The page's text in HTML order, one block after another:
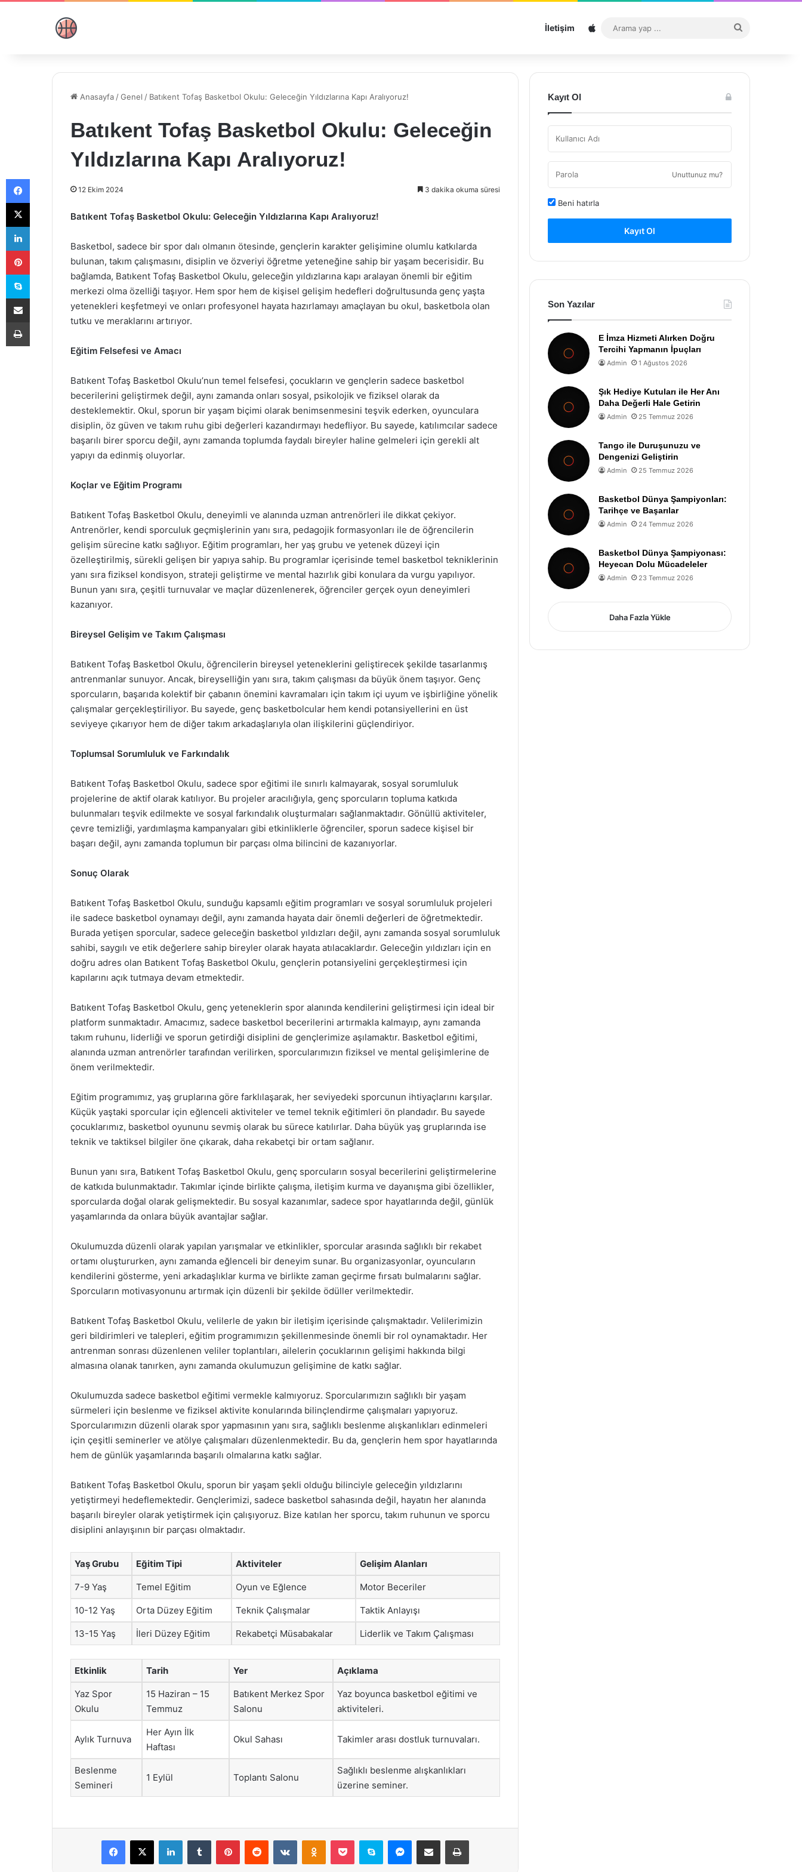
İletişim Sitemap
...
Anasayfa /Genel / Batıkent Tofaş Basketbol Okulu: Geleceğin Yıldızlarına Kapı Aralıyoruz!
Batıkent Tofaş Basketbol Okulu: Geleceğin
Yıldızlarına Kapı Aralıyoruz!
12 Ekim 2024 3 dakika okuma süresi
Batıkent Tofaş Basketbol Okulu: Geleceğin Yıldızlarına Kapı Aralıyoruz!
Basketbol, sadece bir spor dalı olmanın ötesinde, gençlerin karakter gelişimine olumlu katkılarda
bulunan, takım çalışmasını, disiplin ve özveriyi öğretme yeteneğine sahip bir yaşam becerisidir. Bu
bağlamda, Batıkent Tofaş Basketbol Okulu, geleceğin yıldızlarına kapı aralayan önemli bir eğitim
merkezi olma özelliği taşıyor. Hem spor hem de kişisel gelişim hedefleri doğrultusunda genç yaşta
yetenekleri keşfetmeyi ve onları profesyonel hayata hazırlamayı amaçlayan bu okul, basketbola olan
tutku ve meraklarını artırıyor.
Eğitim Felsefesi ve Amacı
Batıkent Tofaş Basketbol Okulu’nun temel felsefesi, çocukların ve gençlerin sadece basketbol
becerilerini geliştirmek değil, aynı zamanda onları sosyal, psikolojik ve fiziksel olarak da
desteklemektir. Okul, sporun bir yaşam biçimi olarak benimsenmesini teşvik ederken, oyunculara
disiplin, öz güven ve takım ruhu gibi değerleri kazandırmayı hedefliyor. Bu sayede, katılımcılar sadece
başarılı birer sporcu değil, aynı zamanda toplumda faydalı bireyler haline gelmeleri için gerekli alt
yapıyı da edinmiş oluyorlar.
Koçlar ve Eğitim Programı
Batıkent Tofaş Basketbol Okulu, deneyimli ve alanında uzman antrenörleri ile dikkat çekiyor.
Antrenörler, kendi sporculuk geçmişlerinin yanı sıra, pedagojik formasyonları ile de öğrencilerin
gelişim sürecine katkı sağlıyor. Eğitim programları, her yaş grubu ve yetenek düzeyi için
özelleştirilmiş, sürekli gelişen bir yapıya sahip. Bu programlar içerisinde temel basketbol tekniklerinin
yanı sıra fiziksel kondisyon, strateji geliştirme ve mental hazırlık gibi konulara da vurgu yapılıyor.
Bunun yanı sıra, çeşitli turnuvalar ve maçlar düzenlenerek, öğrenciler gerçek oyun deneyimleri
kazanıyor.
Bireysel Gelişim ve Takım Çalışması
Batıkent Tofaş Basketbol Okulu, öğrencilerin bireysel yeteneklerini geliştirecek şekilde tasarlanmış
antrenmanlar sunuyor. Ancak, bireyselliğin yanı sıra, takım çalışması da büyük önem taşıyor. Genç
sporcuların, başarıda kolektif bir çabanın önemini kavramaları için takım içi uyum ve işbirliğine yönelik
çalışmalar gerçekleştiriliyor. Bu sayede, genç basketbolcular hem kendi potansiyellerini en üst
seviyeye çıkarıyor hem de diğer takım arkadaşlarıyla olan ilişkilerini güçlendiriyor.
Toplumsal Sorumluluk ve Farkındalık
Batıkent Tofaş Basketbol Okulu, sadece spor eğitimi ile sınırlı kalmayarak, sosyal sorumluluk
projelerine de aktif olarak katılıyor. Bu projeler aracılığıyla, genç sporcuların topluma katkıda
bulunmaları teşvik edilmekte ve sosyal farkındalık oluşturmaları sağlanmaktadır. Gönüllü aktiviteler,
çevre temizliği, yardımlaşma kampanyaları gibi etkinliklerle öğrenciler, sporun sadece kişisel bir
başarı değil, aynı zamanda toplumun bir parçası olma bilincini de kazanıyorlar.
Sonuç Olarak
Batıkent Tofaş Basketbol Okulu, sunduğu kapsamlı eğitim programları ve sosyal sorumluluk projeleri
ile sadece basketbol oynamayı değil, aynı zamanda hayata dair önemli değerleri de öğretmektedir.
Burada yetişen sporcular, sadece geleceğin basketbol yıldızları değil, aynı zamanda sosyal sorumluluk
sahibi, saygılı ve etik değerlere sahip bireyler olarak hayata atılacaklardır. Geleceğin yıldızları için en
doğru adres olan Batıkent Tofaş Basketbol Okulu, gençlerin potansiyelini gerçekleştirmesi için
kapılarını açık tutmaya devam etmektedir.
Batıkent Tofaş Basketbol Okulu, genç yeteneklerin spor alanında kendilerini geliştirmesi için ideal bir
platform sunmaktadır. Amacımız, sadece basketbol becerilerini artırmakla kalmayıp, aynı zamanda
takım ruhunu, liderliği ve sporun getirdiği disiplini de gençlerimize aşılamaktır. Basketbol eğitimi,
alanında uzman antrenörler tarafından verilirken, sporcularımızın fiziksel ve mental gelişimlerine de
önem verilmektedir.
Eğitim programımız, yaş gruplarına göre farklılaşarak, her seviyedeki sporcunun ihtiyaçlarını karşılar.
Küçük yaştaki sporcular için eğlenceli aktiviteler ve temel teknik eğitimleri ön plandadır. Bu sayede
çocuklarımız, basketbol oyununu sevmiş olarak bu sürece katılırlar. Daha büyük yaş gruplarında ise
teknik ve taktiksel bilgiler öne çıkarak, daha rekabetçi bir ortam sağlanır.
Bunun yanı sıra, Batıkent Tofaş Basketbol Okulu, genç sporcuların sosyal becerilerini geliştirmelerine
de katkıda bulunmaktadır. Takımlar içinde birlikte çalışma, iletişim kurma ve dayanışma gibi özellikler,
sporcularda doğal olarak gelişmektedir. Bu sosyal kazanımlar, sadece spor hayatlarında değil, günlük
yaşamlarında da onlara büyük avantajlar sağlar.
Okulumuzda düzenli olarak yapılan yarışmalar ve etkinlikler, sporcular arasında sağlıklı bir rekabet
ortamı oluştururken, aynı zamanda eğlenceli bir deneyim sunar. Bu organizasyonlar, oyuncuların
kendilerini gösterme, yeni arkadaşlıklar kurma ve birlikte zaman geçirme fırsatı bulmalarını sağlar.
Sporcuların motivasyonunu artırmak için düzenli bir şekilde ödüller verilmektedir.
Batıkent Tofaş Basketbol Okulu, velilerle de yakın bir iletişim içerisinde çalışmaktadır. Velilerimizin
geri bildirimleri ve talepleri, eğitim programımızın şekillenmesinde önemli bir rol oynamaktadır. Her
antrenman sonrası düzenlenen veliler toplantıları, ailelerin çocuklarının gelişimi hakkında bilgi
almasına olanak tanırken, aynı zamanda okulumuzun gelişimine de katkı sağlar.
Okulumuzda sadece basketbol eğitimi vermekle kalmıyoruz. Sporcularımızın sağlıklı bir yaşam
sürmeleri için beslenme ve fiziksel aktivite konularında bilinçlendirme çalışmaları yapıyoruz.
Sporcularımızın düzenli olarak spor yapmasının yanı sıra, sağlıklı beslenme alışkanlıkları edinmeleri
için çeşitli seminerler ve atölye çalışmaları düzenlenmektedir. Bu da, gençlerin hem spor hayatlarında
hem de günlük yaşamlarında başarılı olmalarına katkı sağlar.
Batıkent Tofaş Basketbol Okulu, sporun bir yaşam şekli olduğu bilinciyle geleceğin yıldızlarını
yetiştirmeyi hedeflemektedir. Gençlerimizi, sadece basketbol sahasında değil, hayatın her alanında
başarılı bireyler olarak yetiştirmek için çalışıyoruz. Bize katılan her sporcu, takım ruhunun ve sporcu
disiplini anlayışının bir parçası olmaktadır.
Yaş Grubu Eğitim Tipi Aktiviteler Gelişim Alanları
7-9 Yaş Temel Eğitim Oyun ve Eğlence Motor Beceriler
10-12 Yaş Orta Düzey Eğitim Teknik Çalışmalar Taktik Anlayışı
13-15 Yaş İleri Düzey Eğitim Rekabetçi Müsabakalar Liderlik ve Takım Çalışması
Etkinlik Tarih Yer Açıklama
Yaz Spor
Okulu
15 Haziran – 15
Temmuz
Batıkent Merkez Spor
Salonu
Yaz boyunca basketbol eğitimi ve
aktiviteleri.
Aylık Turnuva
Her Ayın İlk
Haftası
Okul Sahası Takimler arası dostluk turnuvaları.
Beslenme
Semineri
1 Eylül Toplantı Salonu
Sağlıklı beslenme alışkanlıkları
üzerine seminer.
Facebook
X LinkedInTumblr PinterestReddit VKontakteOdnoklassniki
Pocket Skype Messenger
E-Posta ile paylaş Yazdır
Kayıt Ol
Unuttunuz mu?
Beni hatırla
Kayıt Ol
Son Yazılar
E İmza Hizmeti Alırken Doğru
Tercihi Yapmanın İpuçları
Admin 1 Ağustos 2026
Şık Hediye Kutuları ile Her Anı
Daha Değerli Hale Getirin
Admin 25 Temmuz 2026
Tango ile Duruşunuzu ve
Dengenizi Geliştirin
Admin 25 Temmuz 2026
Basketbol Dünya Şampiyonları:
Tarihçe ve Başarılar
Admin 24 Temmuz 2026
Basketbol Dünya Şampiyonası:
Heyecan Dolu Mücadeleler
Admin 23 Temmuz 2026
Daha Fazla Yükle
Facebook
X
LinkedIn
Pinterest
Skype
E-Posta ile paylaş